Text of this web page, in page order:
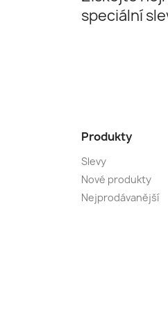
speciální
Produkty
Slevy
Nové produkty
Nejprodávanější